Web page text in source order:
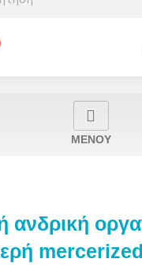
MENOY
ανδρική